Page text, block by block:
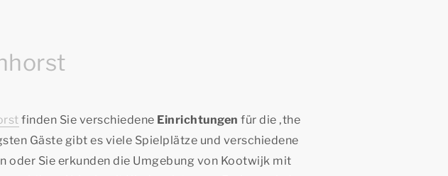
finden Sie verschiedene Einrichtungen für die ‚the
Gäste gibt es viele Spielplätze und verschiedene
oder Sie erkunden die Umgebung von Kootwijk mit